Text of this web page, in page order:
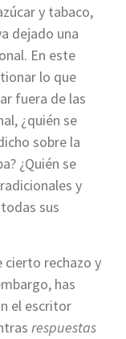
y tabaco,
dejado una
En este
lo que
fuera de las
¿quién se
sobre la
¿Quién se
y
sus
cierto rechazo y
has
el escritor
respuestas